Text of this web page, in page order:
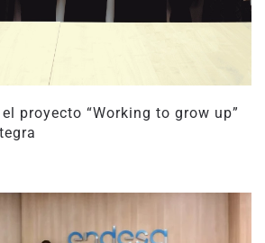
proyecto “Working to grow up”